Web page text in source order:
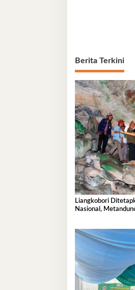
Berita Terkini
Liangkobori
Nasional,